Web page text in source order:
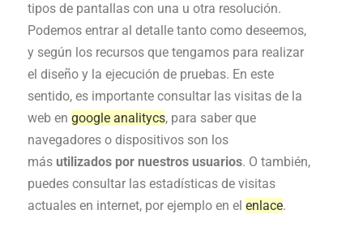
tipos de pantallas con una u otra resolución.
Podemos entrar al detalle tanto como deseemos,
y según los recursos que tengamos para realizar
el diseño y la ejecución de pruebas. En este
sentido, es importante consultar las visitas de la
web en google analitycs, para saber que
navegadores o dispositivos son los
más utilizados por nuestros usuarios. O también,
puedes consultar las estadísticas de visitas
actuales en internet, por ejemplo en el enlace.